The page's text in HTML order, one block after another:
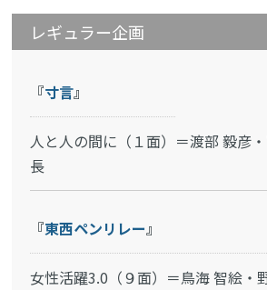
レギュラー企画
『寸言』
人と人の間に（１面）＝渡部 毅彦
長
『東西ペンリレー』
女性活躍3.0（９面）＝鳥海 智絵・